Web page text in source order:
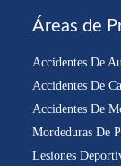
Áreas de
Accidentes De
Accidentes De
Accidentes De
Mordeduras De
Lesiones